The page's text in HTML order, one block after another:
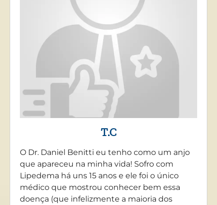
T.C
O Dr. Daniel Benitti eu tenho como um anjo
que apareceu na minha vida! Sofro com
Lipedema há uns 15 anos e ele foi o único
médico que mostrou conhecer bem essa
doença (que infelizmente a maioria dos